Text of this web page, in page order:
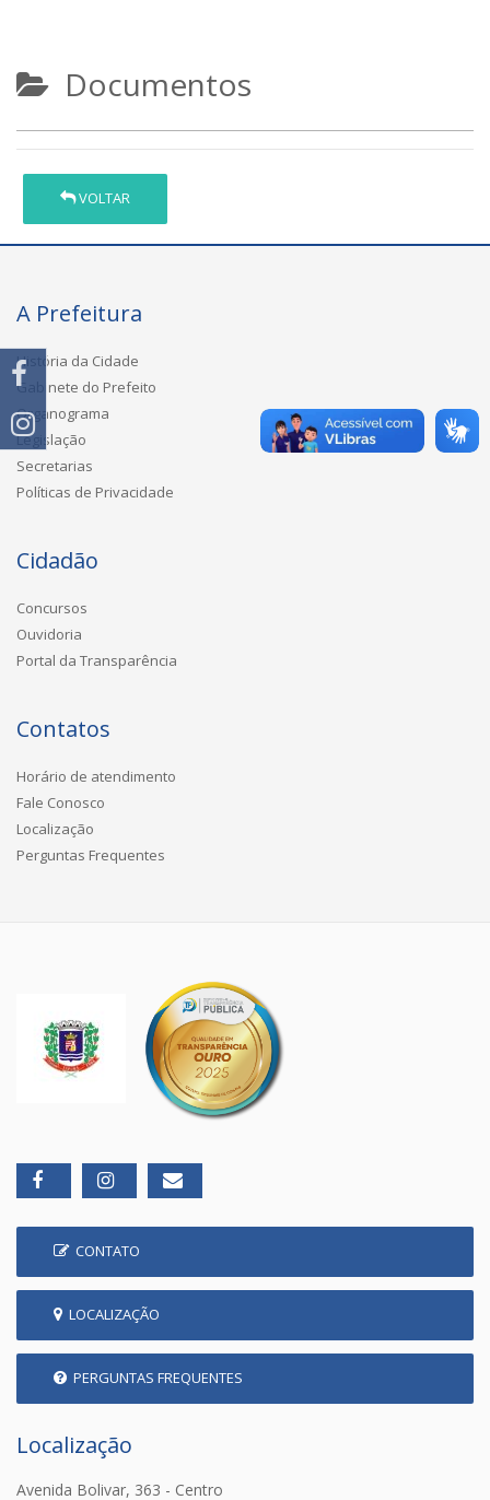
Documentos
VOLTAR
A Prefeitura
História da Cidade
Gabinete do Prefeito
Organograma
Legislação
Secretarias
Políticas de Privacidade
Cidadão
Concursos
Ouvidoria
Portal da Transparência
Contatos
Horário de atendimento
Fale Conosco
Localização
Perguntas Frequentes
CONTATO
LOCALIZAÇÃO
PERGUNTAS FREQUENTES
Localização
Avenida Bolivar, 363 - Centro